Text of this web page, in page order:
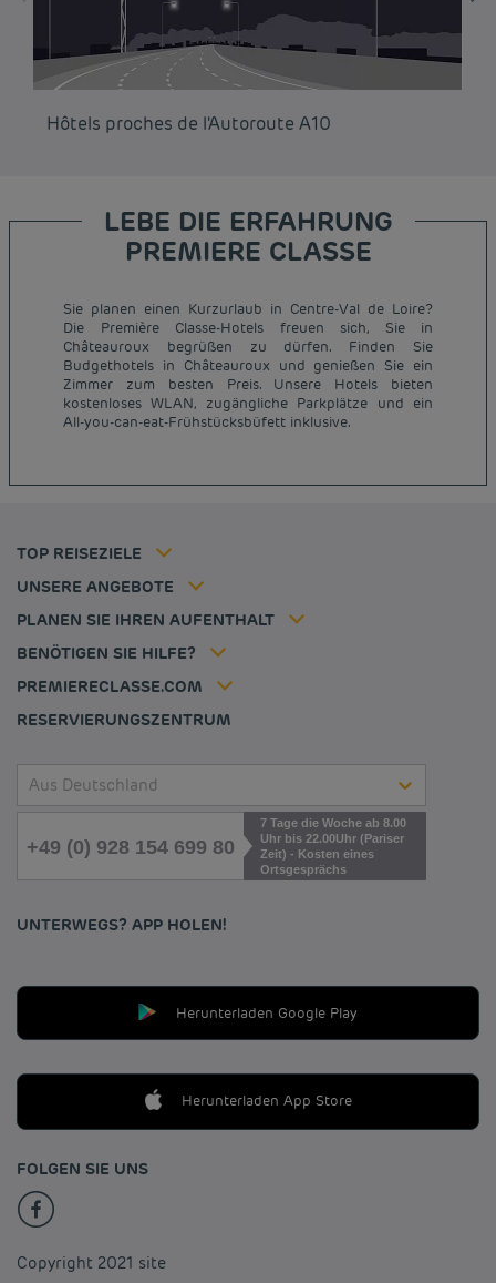
Hôtels proches de l'Autoroute A10
LEBE DIE ERFAHRUNG
PREMIERE CLASSE
Sie planen einen Kurzurlaub in Centre-Val de Loire?
Die Première Classe-Hotels freuen sich, Sie in
Châteauroux begrüßen zu dürfen. Finden Sie
Budgethotels in Châteauroux und genießen Sie ein
Zimmer zum besten Preis. Unsere Hotels bieten
kostenloses WLAN, zugängliche Parkplätze und ein
All-you-can-eat-Frühstücksbüfett inklusive.
TOP REISEZIELE
Günstige Hotels Paris
Günstige Hotels Hannover
Günstige Hotels Deutschland
Günstige Hotels Frankreich
UNSERE ANGEBOTE
Mitgliedsrate
PLANEN SIE IHREN AUFENTHALT
BENÖTIGEN SIE HILFE?
PREMIERECLASSE.COM
Impressum
Allgemeine Geschäftsbedingungen
Tax policy
Karriere
RESERVIERUNGSZENTRUM
Aus Deutschland
+49 (0) 928 154 699 80
7 Tage die Woche ab 8.00
Uhr bis 22.00Uhr (Pariser
Zeit) - Kosten eines
Ortsgesprächs
UNTERWEGS? APP HOLEN!
Herunterladen Google Play
Herunterladen App Store
FOLGEN SIE UNS
Copyright 2021 site